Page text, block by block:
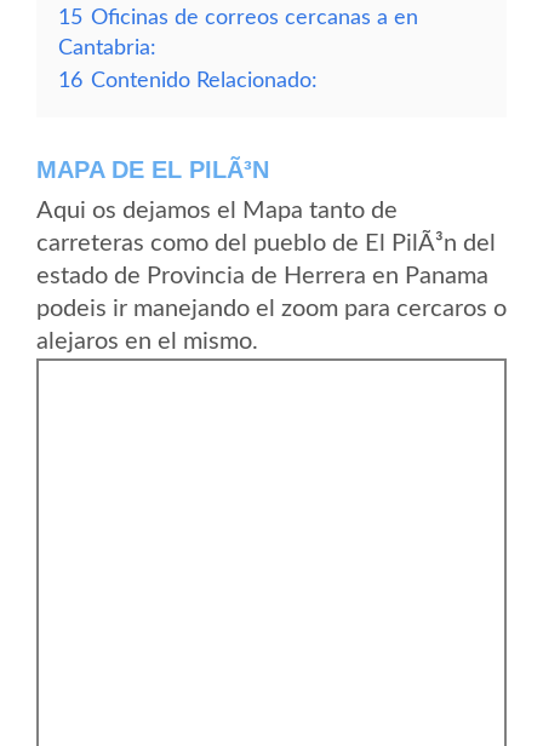
15 Oficinas de correos cercanas a en
Cantabria:
16 Contenido Relacionado:
MAPA DE EL PILÃ³N
Aqui os dejamos el Mapa tanto de
carreteras como del pueblo de El PilÃ³n del
estado de Provincia de Herrera en Panama
podeis ir manejando el zoom para cercaros o
alejaros en el mismo.